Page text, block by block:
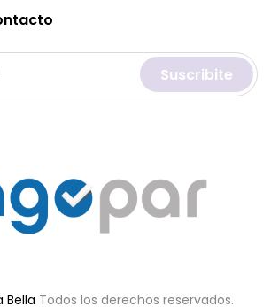
Suscribite
Bella Todos los derechos reservados.